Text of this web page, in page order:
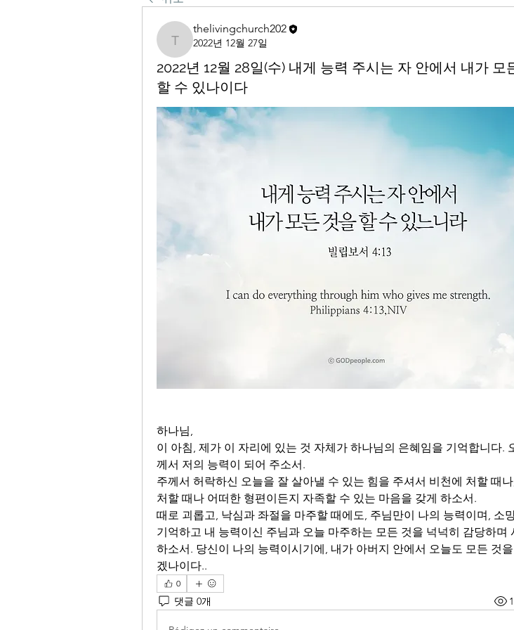
thelivingchurch202
thelivingchurch202
2022년 12월 27일
2022년 12월 28일(수) 내게 능력 주시는 자 안에서 내가 모
할 수 있나이다
하나님,
이 아침, 제가 이 자리에 있는 것 자체가 하나님의 은혜임을 기억합니다.
께서 저의 능력이 되어 주소서.
주께서 허락하신 오늘을 잘 살아낼 수 있는 힘을 주셔서 비천에 처할 때
처할 때나 어떠한 형편이든지 자족할 수 있는 마음을 갖게 하소서.
때로 괴롭고, 낙심과 좌절을 마주할 때에도, 주님만이 나의 능력이며, 소
기억하고 내 능력이신 주님과 오늘 마주하는 모든 것을 넉넉히 감당하며
하소서. 당신이 나의 능력이시기에, 내가 아버지 안에서 오늘도 모든 것
겠나이다..
0
댓글 0개